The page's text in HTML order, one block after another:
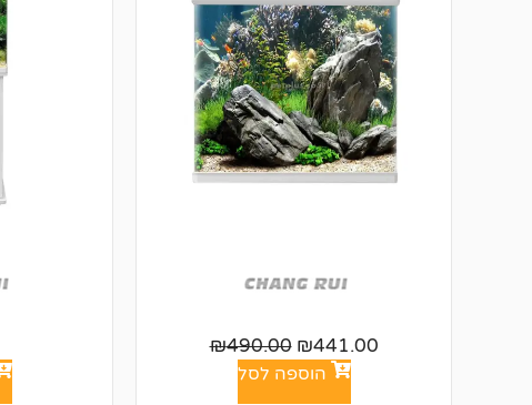
₪441.00
₪490.00
הוספה לסל